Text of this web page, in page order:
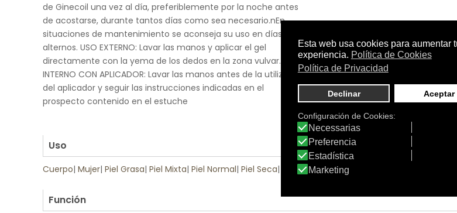
de Ginecoil una vez al día, preferiblemente por la noche antes
de acostarse, durante tantos días como sea necesario.nEn
situaciones de mantenimiento se aconseja su uso en días
alternos. USO EXTERNO: Lavar las manos y aplicar el gel
directamente con la yema de los dedos en la zona vulvar. USO
INTERNO CON APLICADOR: Lavar las manos antes de la utilización
del aplicador y seguir las instrucciones indicadas en el
prospecto contenido en el estuche
Uso
Cuerpo| Mujer| Piel Grasa| Piel Mixta| Piel Normal| Piel Seca| Piel Sensible|Pieles con Problemas
Función